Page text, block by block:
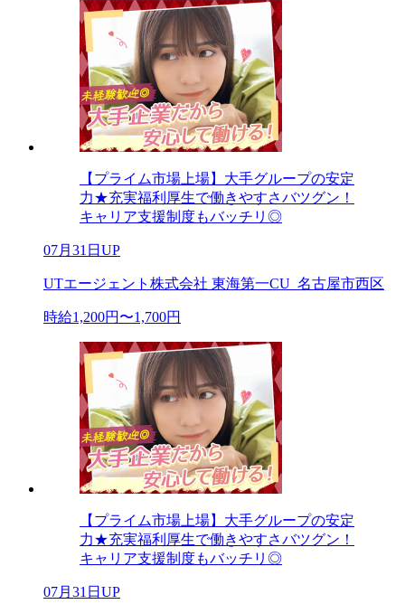
【プライム市場上場】大手グループの安定
力★充実福利厚生で働きやすさバツグン！
キャリア支援制度もバッチリ◎
07月31日UP
UTエージェント株式会社 東海第一CU_名古屋市西区
時給1,200円〜1,700円
【プライム市場上場】大手グループの安定
力★充実福利厚生で働きやすさバツグン！
キャリア支援制度もバッチリ◎
07月31日UP